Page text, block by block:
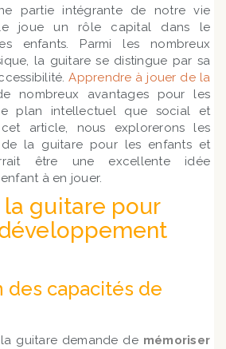
partie intégrante de notre vie
joue un rôle capital dans le
enfants. Parmi les nombreux
la guitare se distingue par sa
Apprendre à jouer de la
nombreux avantages pour les
plan intellectuel que social et
article, nous explorerons les
de la guitare pour les enfants et
être une excellente idée
à en jouer.
guitare pour
capacités de
la guitare demande de mémoriser